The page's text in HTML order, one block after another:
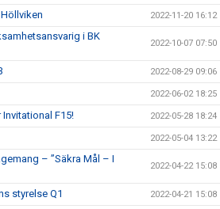
2022-11-20 16:12
i BK
2022-10-07 07:50
2022-08-29 09:06
2022-06-02 18:25
Invitational F15! 2022-05-28 18:24
2022-05-04 13:22
– ”Säkra Mål – I
2022-04-22 15:08
styrelse Q1 2022-04-21 15:08